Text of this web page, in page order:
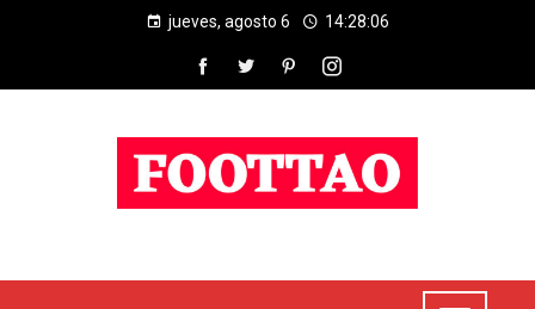
jueves, agosto 6 14:28:07